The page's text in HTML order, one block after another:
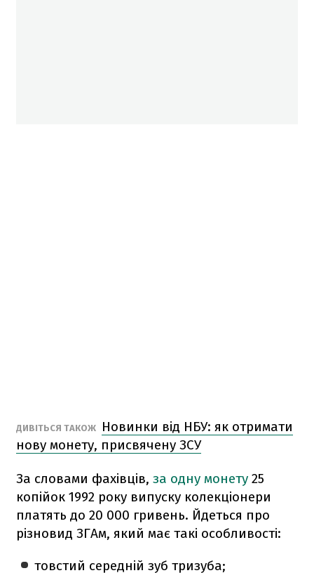
ДИВІТЬСЯ ТАКОЖ
Новинки від НБУ: як отримати
нову монету, присвячену ЗСУ
За словами фахівців, за одну монету 25
копійок 1992 року випуску колекціонери
платять до 20 000 гривень. Йдеться про
різновид ЗГАм, який має такі особливості:
товстий середній зуб тризуба;